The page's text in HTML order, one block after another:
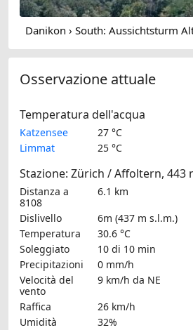
Osservazione attuale
Temperatura dell'acqua
Katzensee
27 °C
Limmat
25 °C
Stazione: Zürich / Affoltern, 443
Distanza a
8108
6.1 km
Dislivello
6m (437 m s.l.m.)
Temperatura
30.6 °C
Soleggiato
10 di 10 min
Precipitazioni
0 mm/h
Velocità del
vento
9 km/h da NE
Raffica
26 km/h
Umidità
32%